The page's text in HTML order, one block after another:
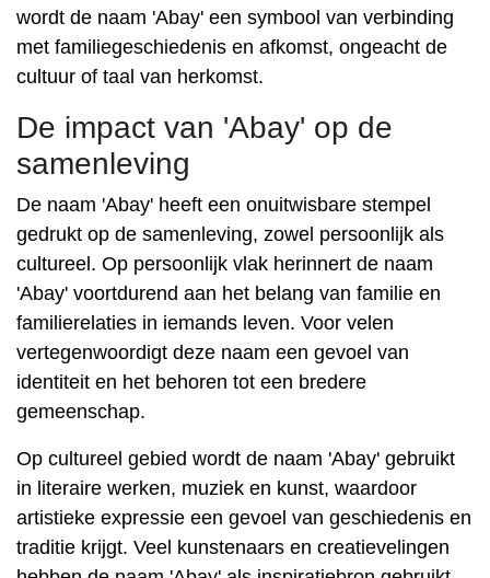
wordt de naam 'Abay' een symbool van verbinding
met familiegeschiedenis en afkomst, ongeacht de
cultuur of taal van herkomst.
De impact van 'Abay' op de
samenleving
De naam 'Abay' heeft een onuitwisbare stempel
gedrukt op de samenleving, zowel persoonlijk als
cultureel. Op persoonlijk vlak herinnert de naam
'Abay' voortdurend aan het belang van familie en
familierelaties in iemands leven. Voor velen
vertegenwoordigt deze naam een ​​gevoel van
identiteit en het behoren tot een bredere
gemeenschap.
Op cultureel gebied wordt de naam 'Abay' gebruikt
in literaire werken, muziek en kunst, waardoor
artistieke expressie een gevoel van geschiedenis en
traditie krijgt. Veel kunstenaars en creatievelingen